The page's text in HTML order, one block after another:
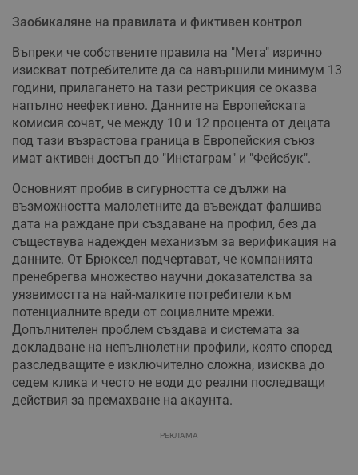
Заобикаляне на правилата и фиктивен контрол
Въпреки че собствените правила на "Мета" изрично
изискват потребителите да са навършили минимум 13
години, прилагането на тази рестрикция се оказва
напълно неефективно. Данните на Европейската
комисия сочат, че между 10 и 12 процента от децата
под тази възрастова граница в Европейския съюз
имат активен достъп до "Инстаграм" и "Фейсбук".
Основният пробив в сигурността се дължи на
възможността малолетните да въвеждат фалшива
дата на раждане при създаване на профил, без да
съществува надежден механизъм за верификация на
данните. От Брюксел подчертават, че компанията
пренебрегва множество научни доказателства за
уязвимостта на най-малките потребители към
потенциалните вреди от социалните мрежи.
Допълнителен проблем създава и системата за
докладване на непълнолетни профили, която според
разследващите е изключително сложна, изисква до
седем клика и често не води до реални последващи
действия за премахване на акаунта.
РЕКЛАМА